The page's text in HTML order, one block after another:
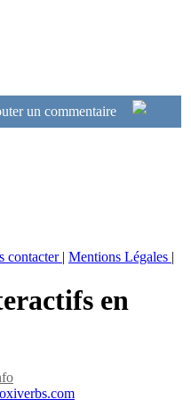
un commentaire
contacter | Mentions Légales |
en